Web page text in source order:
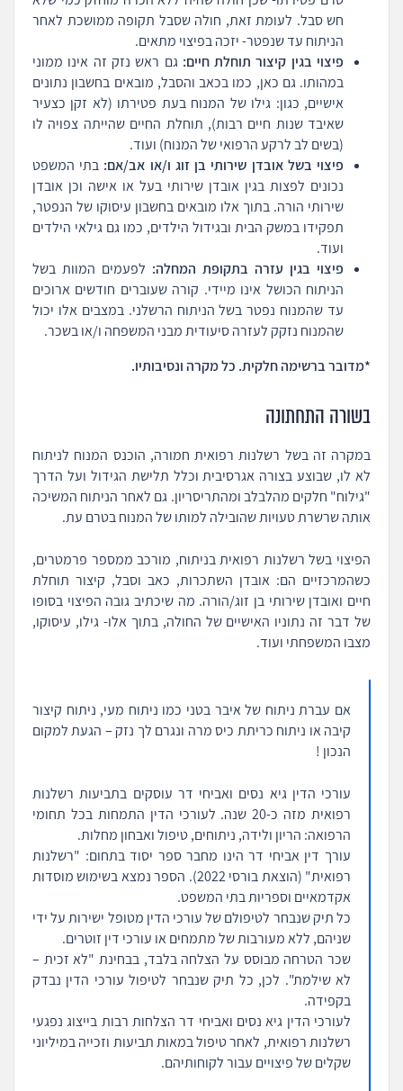
חש סבל. לעומת זאת, חולה שסבל תקופה ממושכת לאחר
הניתוח עד שנפטר- יזכה בפיצוי מתאים.
פיצוי בגין קיצור תוחלת חיים: גם ראש נזק זה אינו ממוני
במהותו. גם כאן, כמו בכאב והסבל, מובאים בחשבון נתונים
אישיים, כגון: גילו של המנוח בעת פטירתו (לא זקן כצעיר
שאיבד שנות חיים רבות), תוחלת החיים שהייתה צפויה לו
(בשים לב לרקע הרפואי של המנוח) ועוד.
פיצוי בשל אובדן שירותי בן זוג ו/או אב/אם: בתי המשפט
נכונים לפצות בגין אובדן שירותי בעל או אישה וכן אובדן
שירותי הורה. בתוך אלו מובאים בחשבון עיסוקו של הנפטר,
תפקידו במשק הבית ובגידול הילדים, כמו גם גילאי הילדים
ועוד.
פיצוי בגין עזרה בתקופת המחלה: לפעמים המוות בשל
הניתוח הכושל אינו מיידי. קורה שעוברים חודשים ארוכים
עד שהמנוח נפטר בשל הניתוח הרשלני. במצבים אלו יכול
שהמנוח נזקק לעזרה סיעודית מבני המשפחה ו/או בשכר.
*מדובר ברשימה חלקית. כל מקרה ונסיבותיו.
בשורה התחתונה
במקרה זה בשל רשלנות רפואית חמורה, הוכנס המנוח לניתוח
לא לו, שבוצע בצורה אגרסיבית וכלל תלישת הגידול ועל הדרך
"גילוח" חלקים מהלבלב ומהתריסריון. גם לאחר הניתוח המשיכה
אותה שרשרת טעויות שהובילה למותו של המנוח בטרם עת.
הפיצוי בשל רשלנות רפואית בניתוח, מורכב ממספר פרמטרים,
כשהמרכזיים הם: אובדן השתכרות, כאב וסבל, קיצור תוחלת
חיים ואובדן שירותי בן זוג/הורה. מה שיכתיב גובה הפיצוי בסופו
של דבר זה נתוניו האישיים של החולה, בתוך אלו- גילו, עיסוקו,
מצבו המשפחתי ועוד.
אם עברת ניתוח של איבר בטני כמו ניתוח מעי, ניתוח קיצור
קיבה או ניתוח כריתת כיס מרה ונגרם לך נזק – הגעת למקום
הנכון !
עורכי הדין גיא נסים ואביחי דר עוסקים בתביעות רשלנות
רפואית מזה כ-20 שנה. לעורכי הדין התמחות בכל תחומי
הרפואה: הריון ולידה, ניתוחים, טיפול ואבחון מחלות.
עורך דין אביחי דר הינו מחבר ספר יסוד בתחום: "רשלנות
רפואית" (הוצאת בורסי 2022). הספר נמצא בשימוש מוסדות
אקדמאיים וספריות בתי המשפט.
כל תיק שנבחר לטיפולם של עורכי הדין מטופל ישירות על ידי
שניהם, ללא מעורבות של מתמחים או עורכי דין זוטרים.
שכר הטרחה מבוסס על הצלחה בלבד, בבחינת "לא זכית –
לא שילמת". לכן, כל תיק שנבחר לטיפול עורכי הדין נבדק
בקפידה.
לעורכי הדין גיא נסים ואביחי דר הצלחות רבות בייצוג נפגעי
רשלנות רפואית, לאחר טיפול במאות תביעות וזכייה במיליוני
שקלים של פיצויים עבור לקוחותיהם.